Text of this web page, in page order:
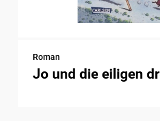
Roman
Jo und die eiligen